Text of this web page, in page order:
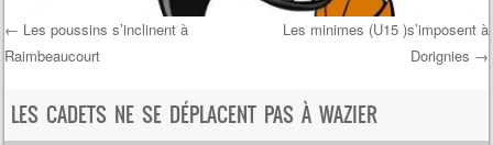
Post navigation
← Les poussins s’inclinent à
Raimbeaucourt
Les minimes (U15 )s’imposent à
Dorignies →
LES CADETS NE SE DÉPLACENT PAS À WAZIER